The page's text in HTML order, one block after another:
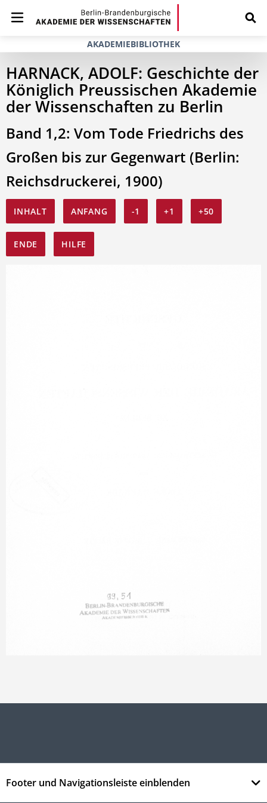
AKADEMIEBIBLIOTHEK
HARNACK, ADOLF: Geschichte der
Königlich Preussischen Akademie
der Wissenschaften zu Berlin
Band 1,2: Vom Tode Friedrichs des
Großen bis zur Gegenwart (Berlin:
Reichsdruckerei, 1900)
INHALT ANFANG -1 +1 +50
ENDE HILFE
Footer und Navigationsleiste einblenden